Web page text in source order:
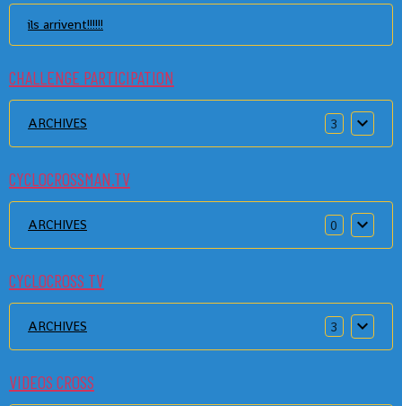
ils arrivent!!!!!!
CHALLENGE PARTICIPATION
ARCHIVES 3
CYCLOCROSSMAN.TV
ARCHIVES 0
CYCLOCROSS TV
ARCHIVES 3
VIDEOS CROSS